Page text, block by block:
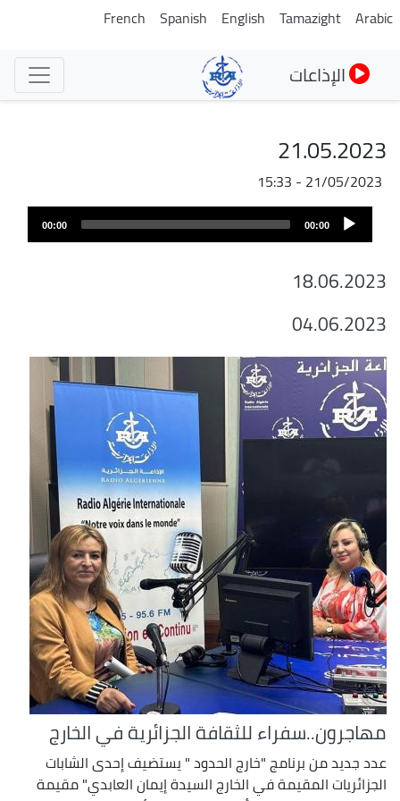
تجاوز
Arabic
Tamazight
English
Spanish
French
الإذاعات
21.05.2023
21/05/2023 - 15:33
Audio
Player
00:00
00:00
18.06.2023
04.06.2023
مهاجرون..سفراء للثقافة الجزائرية في الخارج
عدد جديد من برنامج "خارج الحدود " يستضيف إحدى الشابات
الجزائريات المقيمة في الخارج السيدة إيمان العابدي" مقيمة